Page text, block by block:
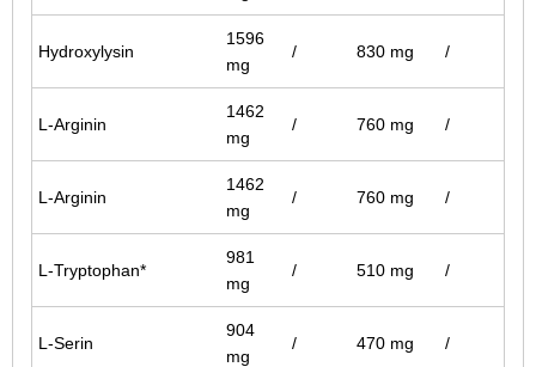
Hydroxylysin
1596
mg
/ 830 mg /
L-Arginin
1462
mg
/ 760 mg /
L-Arginin
1462
mg
/ 760 mg /
L-Tryptophan*
981
mg
/ 510 mg /
L-Serin
904
mg
/ 470 mg /